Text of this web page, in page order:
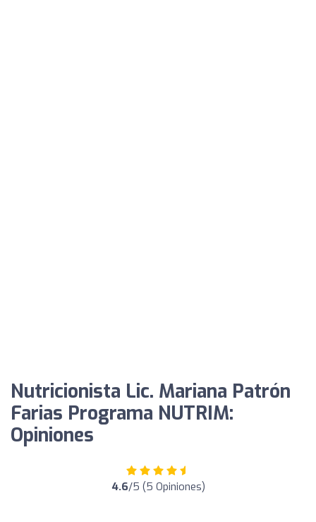
Nutricionista Lic. Mariana Patrón
Farias Programa NUTRIM:
Opiniones
4.6/5 (5 Opiniones)